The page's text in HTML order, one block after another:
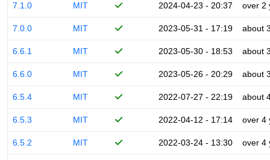
7.1.0 MIT 2024-04-23 - 20:37 over 2
7.0.0 MIT 2023-05-31 - 17:19 about
6.6.1 MIT 2023-05-30 - 18:53 about
6.6.0 MIT 2023-05-26 - 20:29 about
6.5.4 MIT 2022-07-27 - 22:19 about
6.5.3 MIT 2022-04-12 - 17:14 over 4
6.5.2 MIT 2022-03-24 - 13:30 over 4